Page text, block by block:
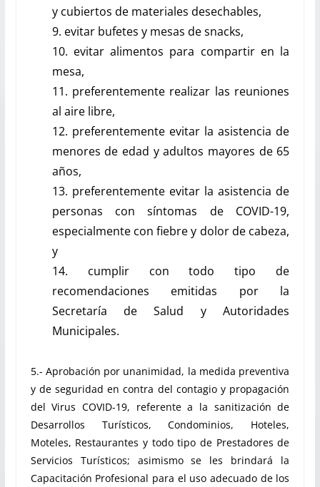
y cubiertos de materiales desechables,
9. evitar bufetes y mesas de snacks,
10. evitar alimentos para compartir en la
mesa,
11. preferentemente realizar las reuniones
al aire libre,
12. preferentemente evitar la asistencia de
menores de edad y adultos mayores de 65
años,
13. preferentemente evitar la asistencia de
personas con síntomas de COVID-19,
especialmente con fiebre y dolor de cabeza,
y
14. cumplir con todo tipo de
recomendaciones emitidas por la
Secretaría de Salud y Autoridades
Municipales.
5.- Aprobación por unanimidad, la medida preventiva
y de seguridad en contra del contagio y propagación
del Virus COVID-19, referente a la sanitización de
Desarrollos Turísticos, Condominios, Hoteles,
Moteles, Restaurantes y todo tipo de Prestadores de
Servicios Turísticos; asimismo se les brindará la
Capacitación Profesional para el uso adecuado de los